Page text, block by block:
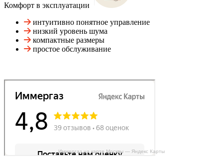
Комфорт в эксплуатации
интуитивно понятное управление
низкий уровень шума
компактные размеры
простое обслуживание
Иммергаз на карте Москвы — Яндекс Карты